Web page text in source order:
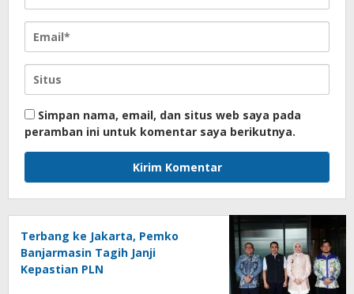
Simpan nama, email, dan situs web saya pada
peramban ini untuk komentar saya berikutnya.
Terbang ke Jakarta, Pemko
Banjarmasin Tagih Janji
Kepastian PLN